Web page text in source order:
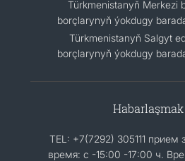
Türkmenistanyň Merkezi
borçlarynyň ýokdugy
Türkmenistanyň Salgyt
borçlarynyň ýokdugy
TEL: +7(7292) 305111 прием
время: с -15:00 -17:00 ч.